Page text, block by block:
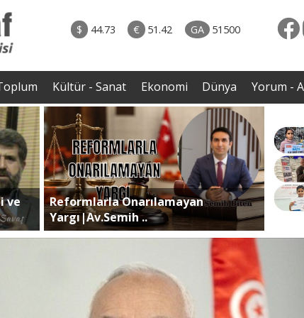
$ 44.73 € 51.42 GA 51500
Arabistan imzayı attı!
yürürlüğe girdi
• Gannuşi'nin serbest
Kültür - Sanat Ekonomi Dünya Yorum -
ve
Reformlarla Onarılamayan
Yargı|Av.Semih ..